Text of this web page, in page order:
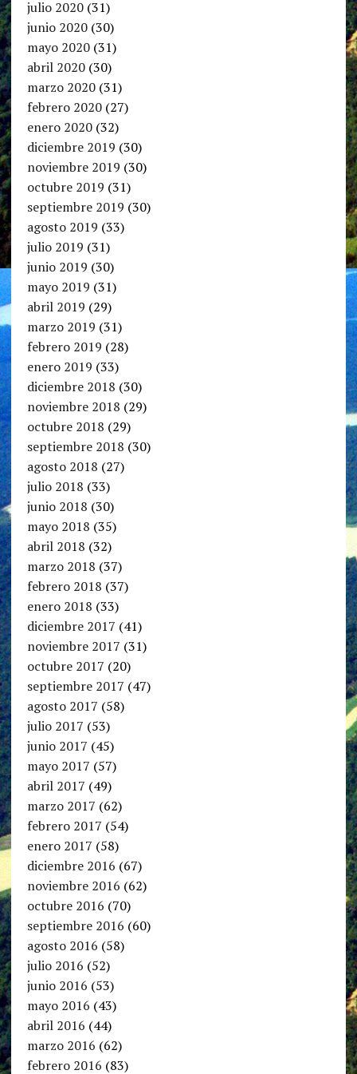
julio 2020(31)
junio 2020(30)
mayo 2020(31)
abril 2020(30)
marzo 2020(31)
febrero 2020(27)
enero 2020(32)
diciembre 2019 (30)
noviembre 2019 (30)
octubre 2019 (31)
septiembre 2019 (30)
agosto 2019 (33)
julio 2019 (31)
junio 2019 (30)
mayo 2019 (31)
abril 2019 (29)
marzo 2019 (31)
febrero 2019 (28)
enero 2019 (33)
diciembre 2018 (30)
noviembre 2018 (29)
octubre 2018 (29)
septiembre 2018 (30)
agosto 2018 (27)
julio 2018 (33)
junio 2018 (30)
mayo 2018 (35)
abril 2018 (32)
marzo 2018 (37)
febrero 2018 (37)
enero 2018 (33)
diciembre 2017 (41)
noviembre 2017 (31)
octubre 2017 (20)
septiembre 2017 (47)
agosto 2017 (58)
julio 2017 (53)
junio 2017 (45)
mayo 2017 (57)
abril 2017 (49)
marzo 2017 (62)
febrero 2017 (54)
enero 2017 (58)
diciembre 2016 (67)
noviembre 2016 (62)
octubre 2016 (70)
septiembre 2016 (60)
agosto 2016 (58)
julio 2016 (52)
junio 2016 (53)
mayo 2016 (43)
abril 2016 (44)
marzo 2016 (62)
febrero 2016 (83)